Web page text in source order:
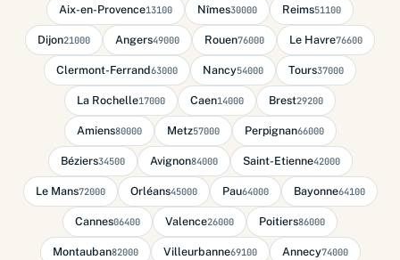
Aix-en-Provence13100 Nîmes30000 Reims51100
Dijon21000 Angers49000 Rouen76000 Le Havre76600
Clermont-Ferrand63000 Nancy54000 Tours37000
La Rochelle17000 Caen14000 Brest29200
Amiens80000 Metz57000 Perpignan66000
Béziers34500 Avignon84000 Saint-Etienne42000
Le Mans72000 Orléans45000 Pau64000 Bayonne64100
Cannes06400 Valence26000 Poitiers86000
Montauban82000 Villeurbanne69100 Annecy74000